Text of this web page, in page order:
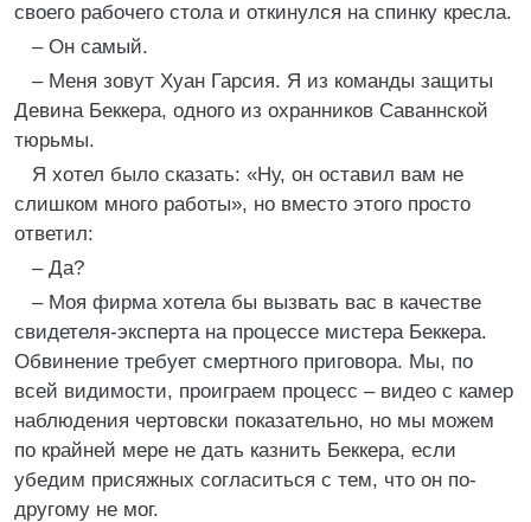
своего рабочего стола и откинулся на спинку кресла.
– Он самый.
– Меня зовут Хуан Гарсия. Я из команды защиты
Девина Беккера, одного из охранников Саваннской
тюрьмы.
Я хотел было сказать: «Ну, он оставил вам не
слишком много работы», но вместо этого просто
ответил:
– Да?
– Моя фирма хотела бы вызвать вас в качестве
свидетеля-эксперта на процессе мистера Беккера.
Обвинение требует смертного приговора. Мы, по
всей видимости, проиграем процесс – видео с камер
наблюдения чертовски показательно, но мы можем
по крайней мере не дать казнить Беккера, если
убедим присяжных согласиться с тем, что он по-
другому не мог.